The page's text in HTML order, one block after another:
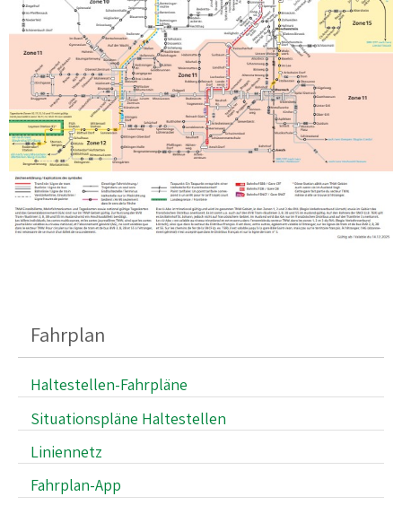
Fahrplan
Haltestellen-Fahrpläne
Situationspläne Haltestellen
Liniennetz
Fahrplan-App